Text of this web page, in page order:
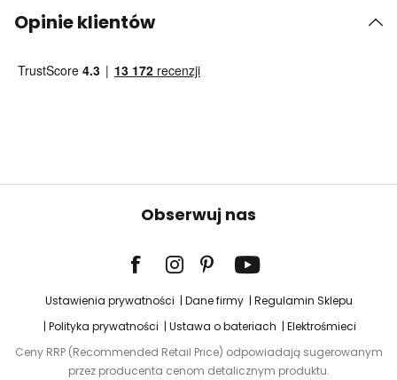
Opinie klientów
Obserwuj nas
Ustawienia prywatności Dane firmy
Regulamin Sklepu
Polityka prywatności
Ustawa o bateriach
Elektrośmieci
Ceny RRP (Recommended Retail Price) odpowiadają sugerowanym
przez producenta cenom detalicznym produktu.